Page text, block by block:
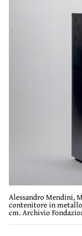
Alessandro Mendini,
contenitore in metallo
cm. Archivio